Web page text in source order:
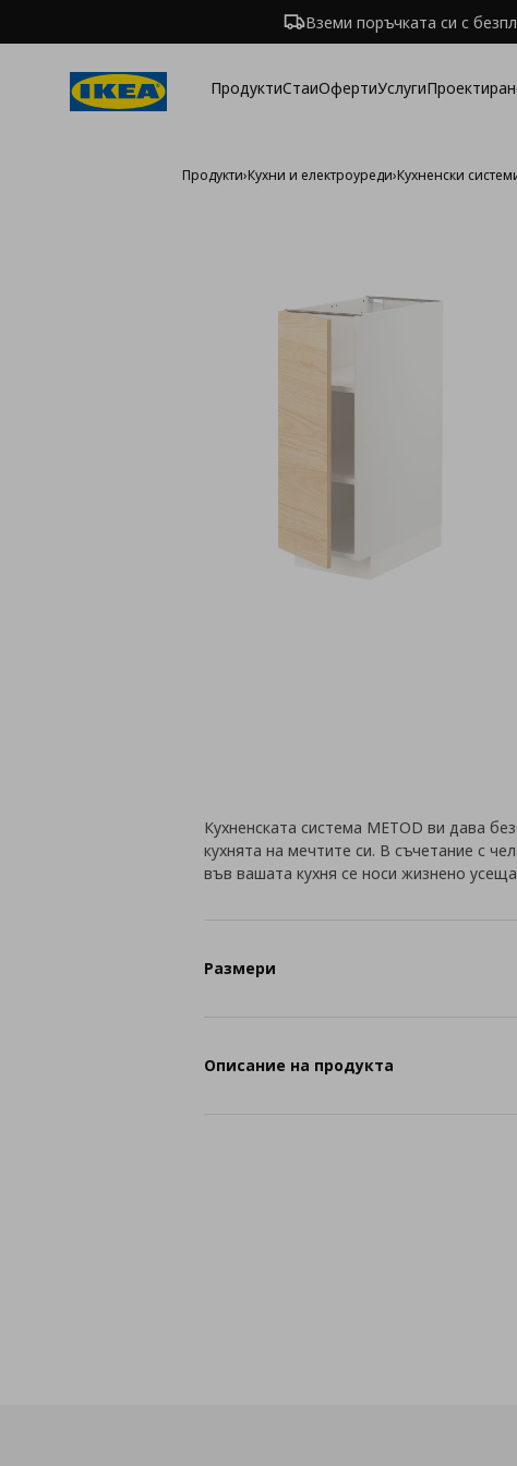
Вземи поръчката си с
ПродуктиСтаиОфертиУслуги
Продукти›Кухни и електроуреди›Кухненски
Кухненската система METOD ви дава
кухнята на мечтите си. В съчетание с
във вашата кухня се носи жизнено
Размери
Описание на продукта